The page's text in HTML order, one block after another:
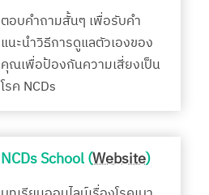
ตอบคำถามสั้นๆ เพื่อรับคำ
แนะนำวิธีการดูแลตัวเองของ
คุณเพื่อป้องกันความเสี่ยงเป็น
โรค NCDs
NCDs School (Website)